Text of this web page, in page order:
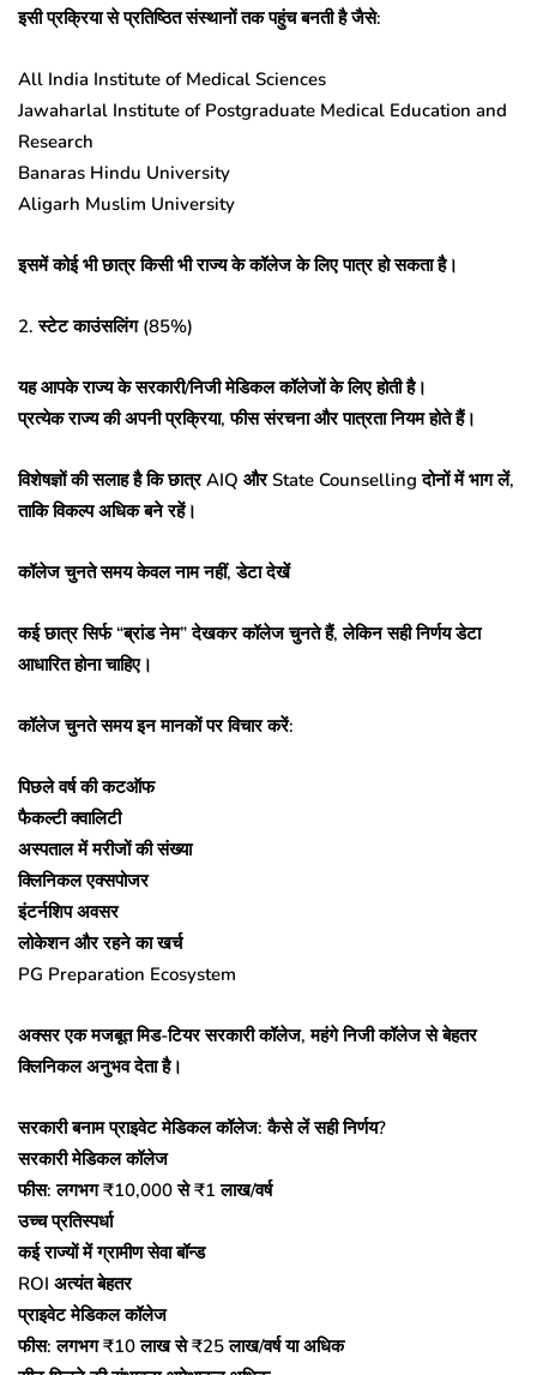
इसी प्रक्रिया से प्रतिष्ठित संस्थानों तक पहुंच बनती है जैसे:
All India Institute of Medical Sciences
Jawaharlal Institute of Postgraduate Medical Education and
Research
Banaras Hindu University
Aligarh Muslim University
इसमें कोई भी छात्र किसी भी राज्य के कॉलेज के लिए पात्र हो सकता है।
2. स्टेट काउंसलिंग (85%)
यह आपके राज्य के सरकारी/निजी मेडिकल कॉलेजों के लिए होती है।
प्रत्येक राज्य की अपनी प्रक्रिया, फीस संरचना और पात्रता नियम होते हैं।
विशेषज्ञों की सलाह है कि छात्र AIQ और State Counselling दोनों में भाग लें,
ताकि विकल्प अधिक बने रहें।
कॉलेज चुनते समय केवल नाम नहीं, डेटा देखें
कई छात्र सिर्फ “ब्रांड नेम” देखकर कॉलेज चुनते हैं, लेकिन सही निर्णय डेटा
आधारित होना चाहिए।
कॉलेज चुनते समय इन मानकों पर विचार करें:
पिछले वर्ष की कटऑफ
फैकल्टी क्वालिटी
अस्पताल में मरीजों की संख्या
क्लिनिकल एक्सपोजर
इंटर्नशिप अवसर
लोकेशन और रहने का खर्च
PG Preparation Ecosystem
अक्सर एक मजबूत मिड-टियर सरकारी कॉलेज, महंगे निजी कॉलेज से बेहतर
क्लिनिकल अनुभव देता है।
सरकारी बनाम प्राइवेट मेडिकल कॉलेज: कैसे लें सही निर्णय?
सरकारी मेडिकल कॉलेज
फीस: लगभग ₹10,000 से ₹1 लाख/वर्ष
उच्च प्रतिस्पर्धा
कई राज्यों में ग्रामीण सेवा बॉन्ड
ROI अत्यंत बेहतर
प्राइवेट मेडिकल कॉलेज
फीस: लगभग ₹10 लाख से ₹25 लाख/वर्ष या अधिक